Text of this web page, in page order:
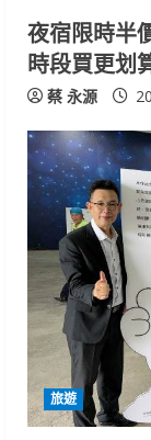
i
n
g
夜宿限時半
時段買更划
蔡 永源
旅遊